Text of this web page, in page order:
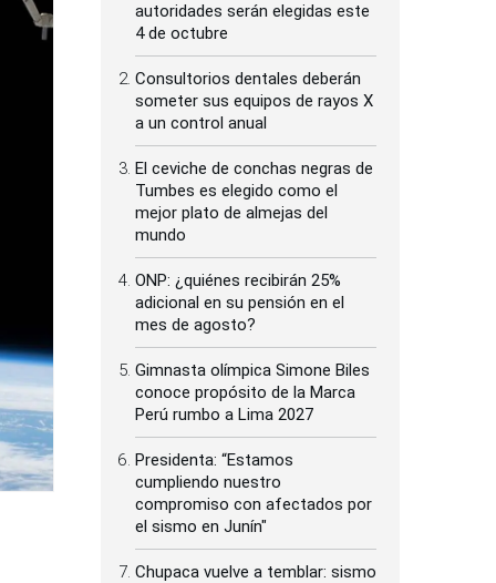
autoridades serán elegidas este
4 de octubre
Consultorios dentales deberán
someter sus equipos de rayos X
a un control anual
El ceviche de conchas negras de
Tumbes es elegido como el
mejor plato de almejas del
mundo
ONP: ¿quiénes recibirán 25%
adicional en su pensión en el
mes de agosto?
Gimnasta olímpica Simone Biles
conoce propósito de la Marca
Perú rumbo a Lima 2027
Presidenta: “Estamos
cumpliendo nuestro
compromiso con afectados por
el sismo en Junín"
Chupaca vuelve a temblar: sismo